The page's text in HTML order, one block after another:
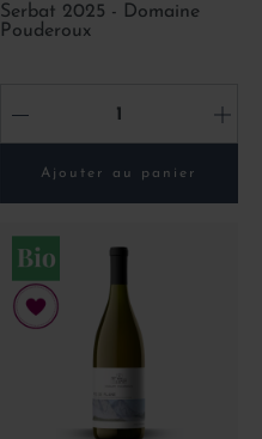
Serbat 2025 - Domaine
Pouderoux
- +
Ajouter au panier